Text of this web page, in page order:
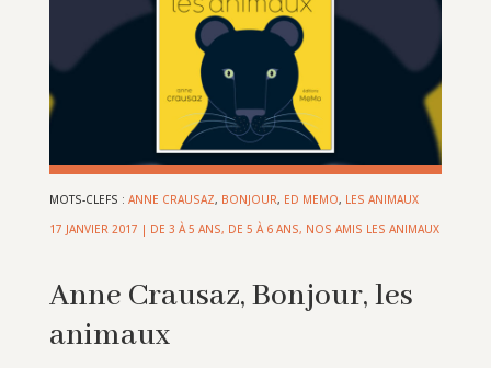
MOTS-CLEFS : ANNE CRAUSAZ, BONJOUR, ED MEMO, LES ANIMAUX
17 JANVIER 2017 | DE 3 À 5 ANS, DE 5 À 6 ANS, NOS AMIS LES ANIMAUX
Anne Crausaz, Bonjour, les
animaux